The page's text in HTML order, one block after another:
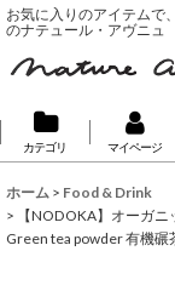
お気に入りのアイテムで
のナテュール・アヴニュ
カテゴリ マイページ
ホーム > Food & Drink
>
【NODOKA】オーガ
Green tea powder 有機